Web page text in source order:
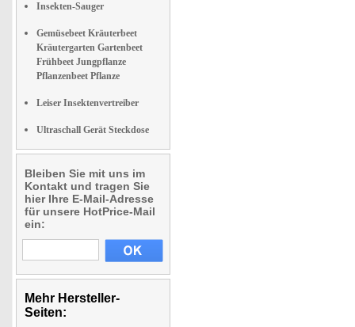
Insekten-Sauger
Gemüsebeet Kräuterbeet
Kräutergarten Gartenbeet
Frühbeet Jungpflanze
Pflanzenbeet Pflanze
Leiser Insektenvertreiber
Ultraschall Gerät Steckdose
Bleiben Sie mit uns im
Kontakt und tragen Sie
hier Ihre E-Mail-Adresse
für unsere HotPrice-Mail
ein:
Mehr Hersteller-
Seiten: